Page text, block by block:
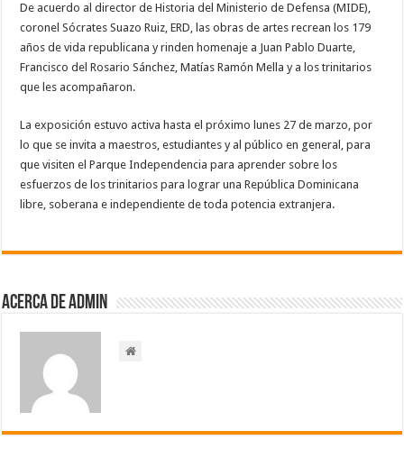
De acuerdo al director de Historia del Ministerio de Defensa (MIDE),
coronel Sócrates Suazo Ruiz, ERD, las obras de artes recrean los 179
años de vida republicana y rinden homenaje a Juan Pablo Duarte,
Francisco del Rosario Sánchez, Matías Ramón Mella y a los trinitarios
que les acompañaron.
La exposición estuvo activa hasta el próximo lunes 27 de marzo, por
lo que se invita a maestros, estudiantes y al público en general, para
que visiten el Parque Independencia para aprender sobre los
esfuerzos de los trinitarios para lograr una República Dominicana
libre, soberana e independiente de toda potencia extranjera.
Acerca de admin